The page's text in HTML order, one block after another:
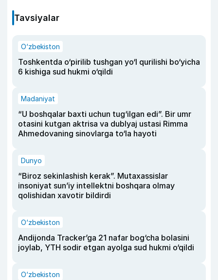
Tavsiyalar
O‘zbekiston
Toshkentda o‘pirilib tushgan yo‘l qurilishi bo‘yicha
6 kishiga sud hukmi o‘qildi
Madaniyat
“U boshqalar baxti uchun tug‘ilgan edi”. Bir umr
otasini kutgan aktrisa va dublyaj ustasi Rimma
Ahmedovaning sinovlarga to‘la hayoti
Dunyo
“Biroz sekinlashish kerak”. Mutaxassislar
insoniyat sun’iy intellektni boshqara olmay
qolishidan xavotir bildirdi
O‘zbekiston
Andijonda Tracker’ga 21 nafar bog‘cha bolasini
joylab, YTH sodir etgan ayolga sud hukmi o‘qildi
O‘zbekiston